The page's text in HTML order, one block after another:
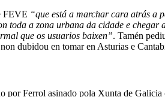
FEVE “que está a marchar cara atrás a
toda a zona urbana da cidade e chegar
que os usuarios baixen”. Tamén
dubidou en tomar en Asturias e
por Ferrol asinado pola Xunta de